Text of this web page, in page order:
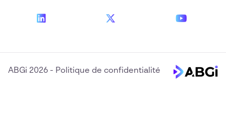
ABGi 2026 - Politique de confidentialité